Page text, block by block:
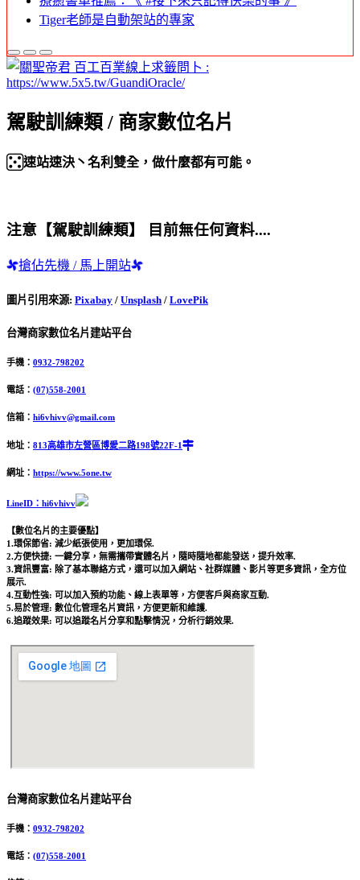
Tiger老師是自動架站的專家
駕駛訓練類 / 商家數位名片
速站速決丶名利雙全，做什麼都有可能。
注意【駕駛訓練類】 目前無任何資料....
搶佔先機 / 馬上開站
圖片引用來源: Pixabay / Unsplash / LovePik
台灣商家數位名片建站平台
手機： 0932-798202
電話： (07)558-2001
信箱： hi6vhivv@gmail.com
地址： 813高雄市左營區博愛二路198號22F-1
網址： https://www.5one.tw
LineID：hi6vhivv
【數位名片的主要優點】
1.環保節省: 減少紙張使用，更加環保.
2.方便快捷: 一鍵分享，無需攜帶實體名片，隨時隨地都能發送，提升效率.
3.資訊豐富: 除了基本聯絡方式，還可以加入網站、社群媒體、影片等更多資訊，全方位
展示.
4.互動性強: 可以加入預約功能、線上表單等，方便客戶與商家互動.
5.易於管理: 數位化管理名片資訊，方便更新和維護.
6.追蹤效果: 可以追蹤名片分享和點擊情況，分析行銷效果.
台灣商家數位名片建站平台
手機： 0932-798202
電話： (07)558-2001